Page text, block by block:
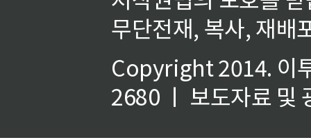
무단전재, 복사, 재배
Copyright 2014. 이
2680 ㅣ 보도자료